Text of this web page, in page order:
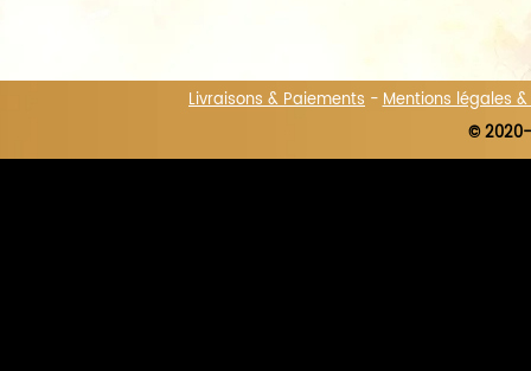
Livraisons & Paiements -Mentions légales &
© 2020-